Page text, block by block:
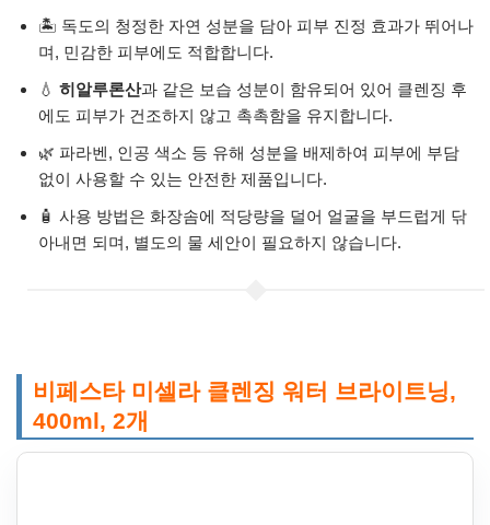
🏝️ 독도의 청정한 자연 성분을 담아 피부 진정 효과가 뛰어나
며, 민감한 피부에도 적합합니다.
💧 히알루론산과 같은 보습 성분이 함유되어 있어 클렌징 후
에도 피부가 건조하지 않고 촉촉함을 유지합니다.
🌿 파라벤, 인공 색소 등 유해 성분을 배제하여 피부에 부담
없이 사용할 수 있는 안전한 제품입니다.
🧴 사용 방법은 화장솜에 적당량을 덜어 얼굴을 부드럽게 닦
아내면 되며, 별도의 물 세안이 필요하지 않습니다.
비페스타 미셀라 클렌징 워터 브라이트닝,
400ml, 2개